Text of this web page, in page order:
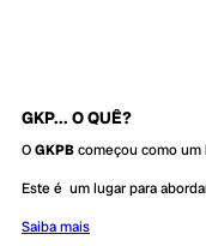
GKP... O QUÊ?
OGKPBcomeçou como um
Este é um lugar para
Saiba mais